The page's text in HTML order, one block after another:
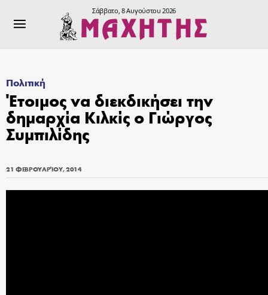
Σάββατο, 8 Αυγούστου 2026
Πολιτική
Έτοιμος να διεκδικήσει την
δημαρχία Κιλκίς ο Γιώργος
Συμπιλίδης
21 ΦΕΒΡΟΥΑΡΊΟΥ, 2014